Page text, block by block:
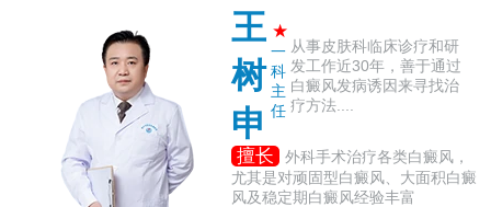
王
树
申
★
一
科
主
任
从事皮肤科临床诊疗和研
发工作近30年，善于通过
白癜风发病诱因来寻找治
疗方法....
擅长
外科手术治疗各类白癜风，
尤其是对顽固型白癜风、大面积白癜
风及稳定期白癜风经验丰富